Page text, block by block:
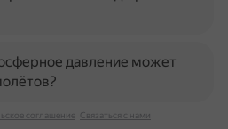
давление может
соглашение Связаться с нами